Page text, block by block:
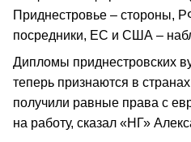
Приднестровье – стороны,
посредники, ЕС и США –
Дипломы приднестровских
теперь признаются в
получили равные права с
на работу, сказал «НГ»